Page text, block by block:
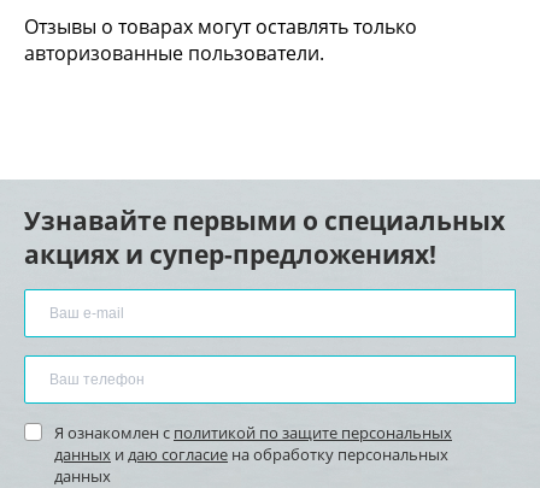
Отзывы о товарах могут оставлять только
авторизованные пользователи.
Узнавайте первыми о специальных
акциях и супер-предложениях!
Я ознакомлен с политикой по защите персональных
данных и даю согласие на обработку персональных
данных